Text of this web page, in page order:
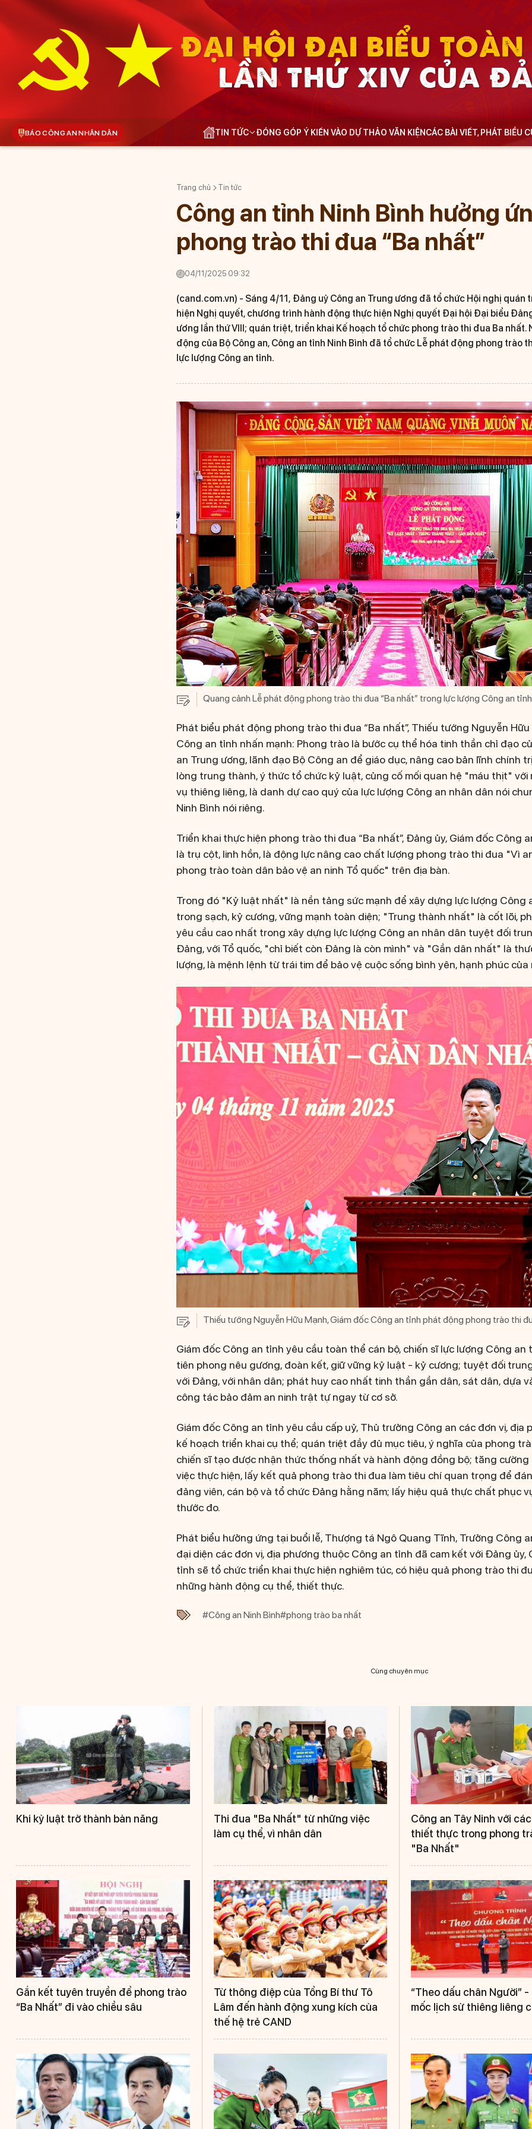
ĐẠI HỘI ĐẠI BIỂU TOÀN
LẦN THỨ XIV CỦA
BÁO CÔNG AN NHÂN DÂN TIN TỨC ĐÓNG GÓP Ý KIẾN VÀO DỰ THẢO VĂN KIỆNCÁC BÀI VIẾT, PHÁT BIỂU
Trang chủ Tin tức
Công an tỉnh Ninh Bình hưởng
phong trào thi đua “Ba nhất”
04/11/2025 09:32
(cand.com.vn) - Sáng 4/11, Đảng uỷ Công an Trung ương đã tổ chức Hội nghị quán
hiện Nghị quyết, chương trình hành động thực hiện Nghị quyết Đại hội Đại biểu
ương lần thứ VIII; quán triệt, triển khai Kế hoạch tổ chức phong trào thi đua Ba nhất.
động của Bộ Công an, Công an tỉnh Ninh Bình đã tổ chức Lễ phát động phong trào
lực lượng Công an tỉnh.
Quang cảnh Lễ phát động phong trào thi đua “Ba nhất” trong lực lượng Công an
Phát biểu phát động phong trào thi đua “Ba nhất”, Thiếu tướng Nguyễn Hữu
Công an tỉnh nhấn mạnh: Phong trào là bước cụ thể hóa tinh thần chỉ đạo
an Trung ương, lãnh đạo Bộ Công an để giáo dục, nâng cao bản lĩnh chính
lòng trung thành, ý thức tổ chức kỷ luật, củng cố mối quan hệ "máu thịt" với
vụ thiêng liêng, là danh dự cao quý của lực lượng Công an nhân dân nói
Ninh Bình nói riêng.
Triển khai thực hiện phong trào thi đua “Ba nhất”, Đảng ủy, Giám đốc Công
là trụ cột, linh hồn, là động lực nâng cao chất lượng phong trào thi đua "Vì
phong trào toàn dân bảo vệ an ninh Tổ quốc" trên địa bàn.
Trong đó "Kỷ luật nhất" là nền tảng sức mạnh để xây dựng lực lượng Công
trong sạch, kỷ cương, vững mạnh toàn diện; "Trung thành nhất" là cốt lõi,
yêu cầu cao nhất trong xây dựng lực lượng Công an nhân dân tuyệt đối
Đảng, với Tổ quốc, "chỉ biết còn Đảng là còn mình" và "Gần dân nhất" là
lượng, là mệnh lệnh từ trái tim để bảo vệ cuộc sống bình yên, hạnh phúc của
Thiếu tướng Nguyễn Hữu Mạnh, Giám đốc Công an tỉnh phát động phong trào thi
Giám đốc Công an tỉnh yêu cầu toàn thể cán bộ, chiến sĩ lực lượng Công an
tiên phong nêu gương, đoàn kết, giữ vững kỷ luật - kỷ cương; tuyệt đối
với Đảng, với nhân dân; phát huy cao nhất tinh thần gần dân, sát dân, dựa
công tác bảo đảm an ninh trật tự ngay từ cơ sở.
Giám đốc Công an tỉnh yêu cầu cấp uỷ, Thủ trưởng Công an các đơn vị, địa
kế hoạch triển khai cụ thể; quán triệt đầy đủ mục tiêu, ý nghĩa của phong
chiến sĩ tạo được nhận thức thống nhất và hành động đồng bộ; tăng cường
việc thực hiện, lấy kết quả phong trào thi đua làm tiêu chí quan trọng để
đảng viên, cán bộ và tổ chức Đảng hằng năm; lấy hiệu quả thực chất phục
thước đo.
Phát biểu hưởng ứng tại buổi lễ, Thượng tá Ngô Quang Tĩnh, Trưởng Công
đại diện các đơn vị, địa phương thuộc Công an tỉnh đã cam kết với Đảng ủy,
tỉnh sẽ tổ chức triển khai thực hiện nghiêm túc, có hiệu quả phong trào thi
những hành động cụ thể, thiết thực.
#Công an Ninh Bình#phong trào ba nhất
Cùng chuyên mục
Khi kỷ luật trở thành bản năng
Thi đua "Ba Nhất" từ những việc
làm cụ thể, vì nhân dân
Công an Tây Ninh với
thiết thực trong phong
"Ba Nhất"
Gắn kết tuyên truyền để phong trào
“Ba Nhất” đi vào chiều sâu
Từ thông điệp của Tổng Bí thư Tô
Lâm đến hành động xung kích của
thế hệ trẻ CAND
“Theo dấu chân Người” -
mốc lịch sử thiêng liêng